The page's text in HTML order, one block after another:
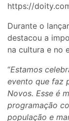
https://
Durante o
destacou a
na cultura e no
“Estamos
evento que faz
Novos. Esse é
programação
população e